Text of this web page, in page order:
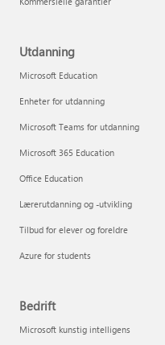
Utdanning
Microsoft Education
Enheter for utdanning
Microsoft Teams for utdanning
Microsoft 365 Education
Office Education
Lærerutdanning og -utvikling
Tilbud for elever og foreldre
Azure for students
Bedrift
Microsoft kunstig intelligens